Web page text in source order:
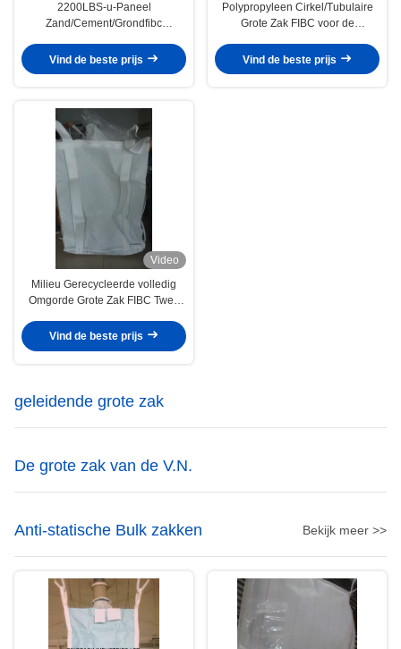
2200LBS-u-Paneel
Zand/Cement/Grondfibc
Vind de beste prijs
Polypropyleen Cirkel/Tubulaire
Grote Zak FIBC voor de
HUISDIERENhars
Vind de beste prijs
Video
Milieu Gerecycleerde volledig
Omgorde Grote Zak FIBC Twee
Vind de beste prijs
geleidende grote zak
De grote zak van de V.N.
Anti-statische Bulk zakken Bekijk meer >>